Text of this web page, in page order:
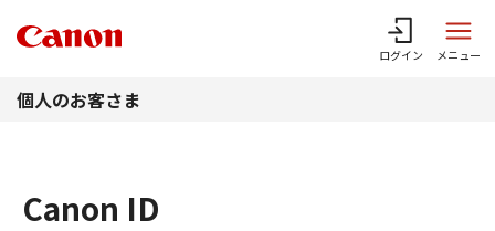
ログイン メニュー
個人のお客さま
Canon ID